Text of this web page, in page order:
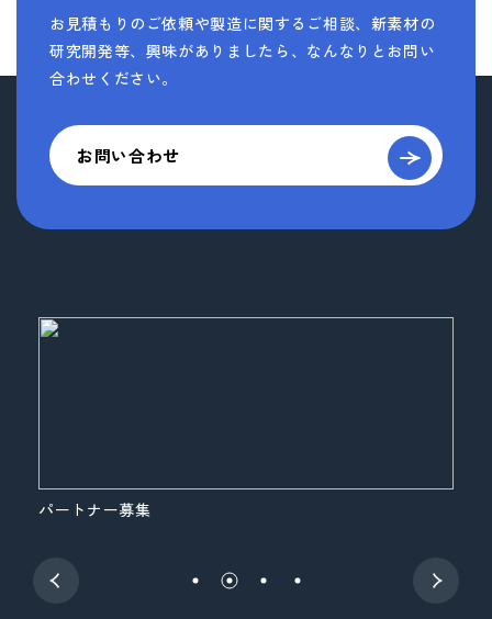
お見積もりのご依頼や製造に関するご相談、新素材の
研究開発等、 興味がありましたら、なんなりとお問い
合わせください。
お問い合わせ
パートナー募集